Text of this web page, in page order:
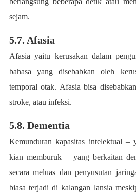
sejam.
5.7. Afasia
Afasia yaitu kerusakan dalam
bahasa yang disebabkan oleh
temporal otak. Afasia bisa
stroke, atau infeksi.
5.8. Dementia
Kemunduran kapasitas intelektual –
kian memburuk – yang berkaitan
secara meluas dan penyusutan
biasa terjadi di kalangan lansia